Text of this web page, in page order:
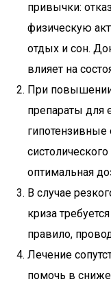
привычки:
физическую
отдых и сон.
влияет на
При повышении
препараты для
гипотензивные
оптимальная
В случае
криза
правило,
Лечение
помочь в